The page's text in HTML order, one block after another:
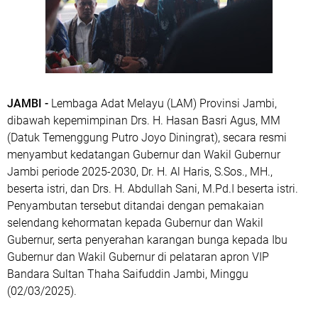
JAMBI - Lembaga Adat Melayu (LAM) Provinsi Jambi,
dibawah kepemimpinan Drs. H. Hasan Basri Agus, MM
(Datuk Temenggung Putro Joyo Diningrat), secara resmi
menyambut kedatangan Gubernur dan Wakil Gubernur
Jambi periode 2025-2030, Dr. H. Al Haris, S.Sos., MH.,
beserta istri, dan Drs. H. Abdullah Sani, M.Pd.I beserta istri.
Penyambutan tersebut ditandai dengan pemakaian
selendang kehormatan kepada Gubernur dan Wakil
Gubernur, serta penyerahan karangan bunga kepada Ibu
Gubernur dan Wakil Gubernur di pelataran apron VIP
Bandara Sultan Thaha Saifuddin Jambi, Minggu
(02/03/2025).